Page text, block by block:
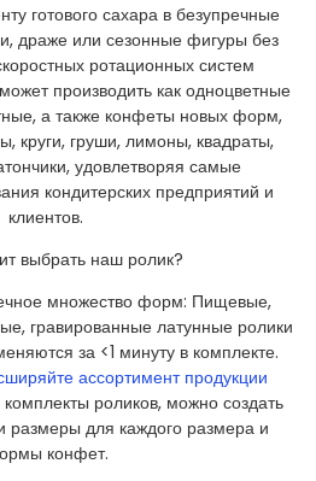
готового сахара в безупречные
драже или сезонные фигуры без
ротационных систем
производить как одноцветные
а также конфеты новых форм,
круги, груши, лимоны, квадраты,
удовлетворяя самые
кондитерских предприятий и
клиентов.
выбрать наш ролик?
множество форм: Пищевые,
гравированные латунные ролики
за <1 минуту в комплекте.
ассортимент продукции
роликов, можно создать
для каждого размера и
конфет.